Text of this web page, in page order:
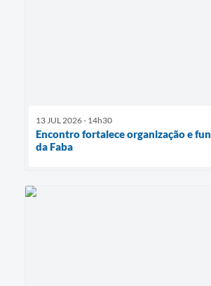
13 JUL 2026 - 14h30
Encontro fortalece organização e
da Faba